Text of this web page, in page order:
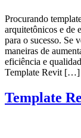
Procurando
arquitetônicos e de
para o sucesso. Se
maneiras de
eficiência e
Template Revit […]
Template